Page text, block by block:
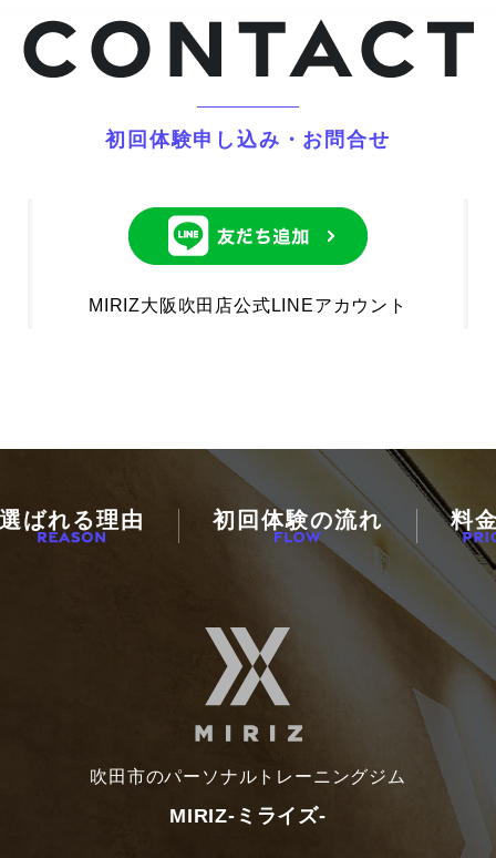
初回体験申し込み・お問合せ
MIRIZ大阪吹田店公式LINEアカウント
ばれる理由 初回体験の流れ 料
吹田市のパーソナルトレーニングジム
MIRIZ-ミライズ-